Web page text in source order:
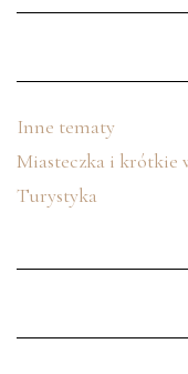
Inne tematy
Miasteczka i krótkie
Turystyka